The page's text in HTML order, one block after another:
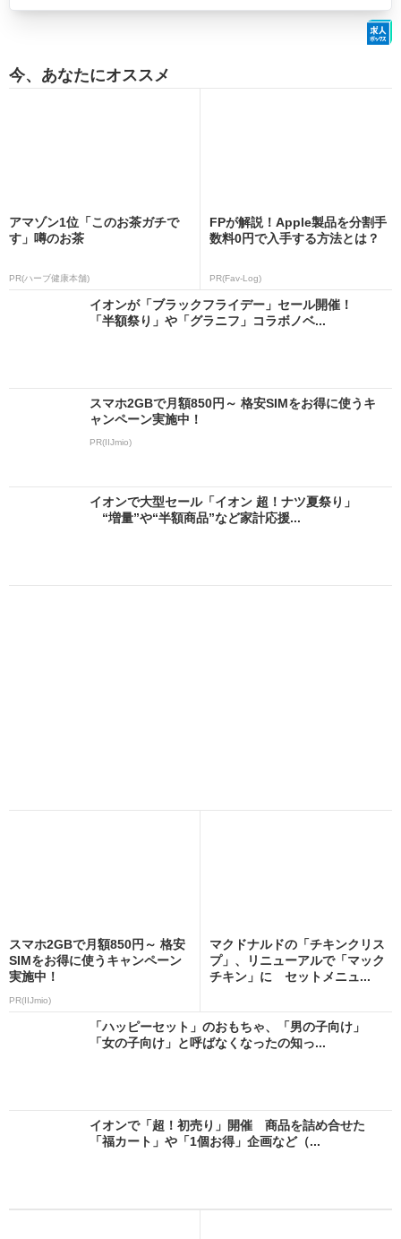
今、あなたにオススメ
アマゾン1位「このお茶ガチで
す」噂のお茶
PR(ハーブ健康本舗)
FPが解説！Apple製品を分割手
数料0円で入手する方法とは？
PR(Fav-Log)
イオンが「ブラックフライデー」セール開催！
「半額祭り」や「グラニフ」コラボノベ...
スマホ2GBで月額850円～ 格安SIMをお得に使うキ
ャンペーン実施中！
PR(IIJmio)
イオンで大型セール「イオン 超！ナツ夏祭り」
“増量”や“半額商品”など家計応援...
スマホ2GBで月額850円～ 格安
SIMをお得に使うキャンペーン
実施中！
PR(IIJmio)
マクドナルドの「チキンクリス
プ」、リニューアルで「マック
チキン」に セットメニュ...
「ハッピーセット」のおもちゃ、「男の子向け」
「女の子向け」と呼ばなくなったの知っ...
イオンで「超！初売り」開催 商品を詰め合せた
「福カート」や「1個お得」企画など（...